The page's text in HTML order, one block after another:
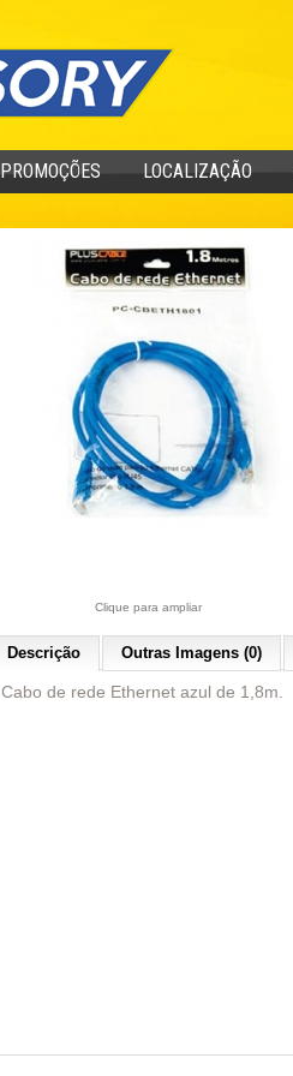
PROMOÇÕES LOCALIZAÇÃO
Clique para ampliar
Descrição Outras Imagens (0)
Cabo de rede Ethernet azul de 1,8m.